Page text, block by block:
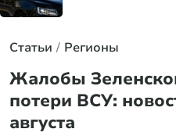
Статьи Регионы
Жалобы
потери ВСУ:
августа